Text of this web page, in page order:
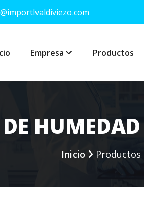
Empresa Productos
Inicio Productos